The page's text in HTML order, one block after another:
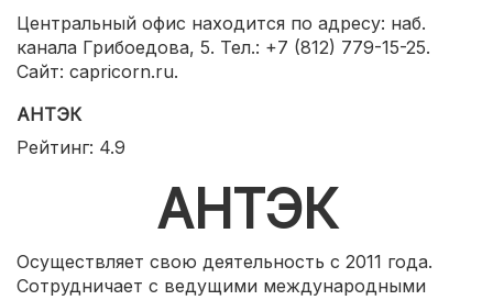
Центральный офис находится по адресу: наб.
канала Грибоедова, 5. Тел.: +7 (812) 779-15-25.
Сайт: capricorn.ru.
АНТЭК
Рейтинг: 4.9
АНТЭК
Осуществляет свою деятельность с 2011 года.
Сотрудничает с ведущими международными